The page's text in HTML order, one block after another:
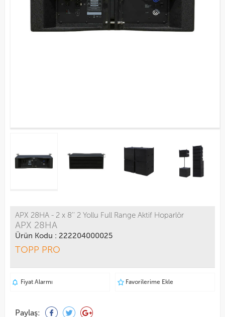
APX 28HA - 2 x 8'' 2 Yollu Full Range Aktif Hoparlör
APX 28HA
Ürün Kodu : 222204000025
TOPP PRO
Fiyat Alarmı Favorilerime Ekle
Paylaş: